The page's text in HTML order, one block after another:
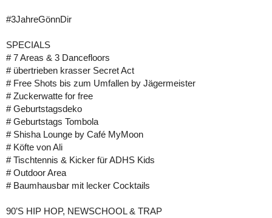
#3JahreGönnDir
SPECIALS
# 7 Areas & 3 Dancefloors
# übertrieben krasser Secret Act
# Free Shots bis zum Umfallen by Jägermeister
# Zuckerwatte for free
# Geburtstagsdeko
# Geburtstags Tombola
# Shisha Lounge by Café MyMoon
# Köfte von Ali
# Tischtennis & Kicker für ADHS Kids
# Outdoor Area
# Baumhausbar mit lecker Cocktails
90’S HIP HOP, NEWSCHOOL & TRAP